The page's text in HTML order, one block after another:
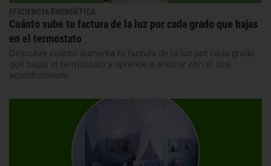
EFICIENCIA ENERGÉTICA
Cuánto sube tu factura de la luz por cada grado que bajas
en el termostato
Descubre cuánto aumenta tu factura de la luz por cada grado
que bajas el termostato y aprende a ahorrar con el aire
acondicionado